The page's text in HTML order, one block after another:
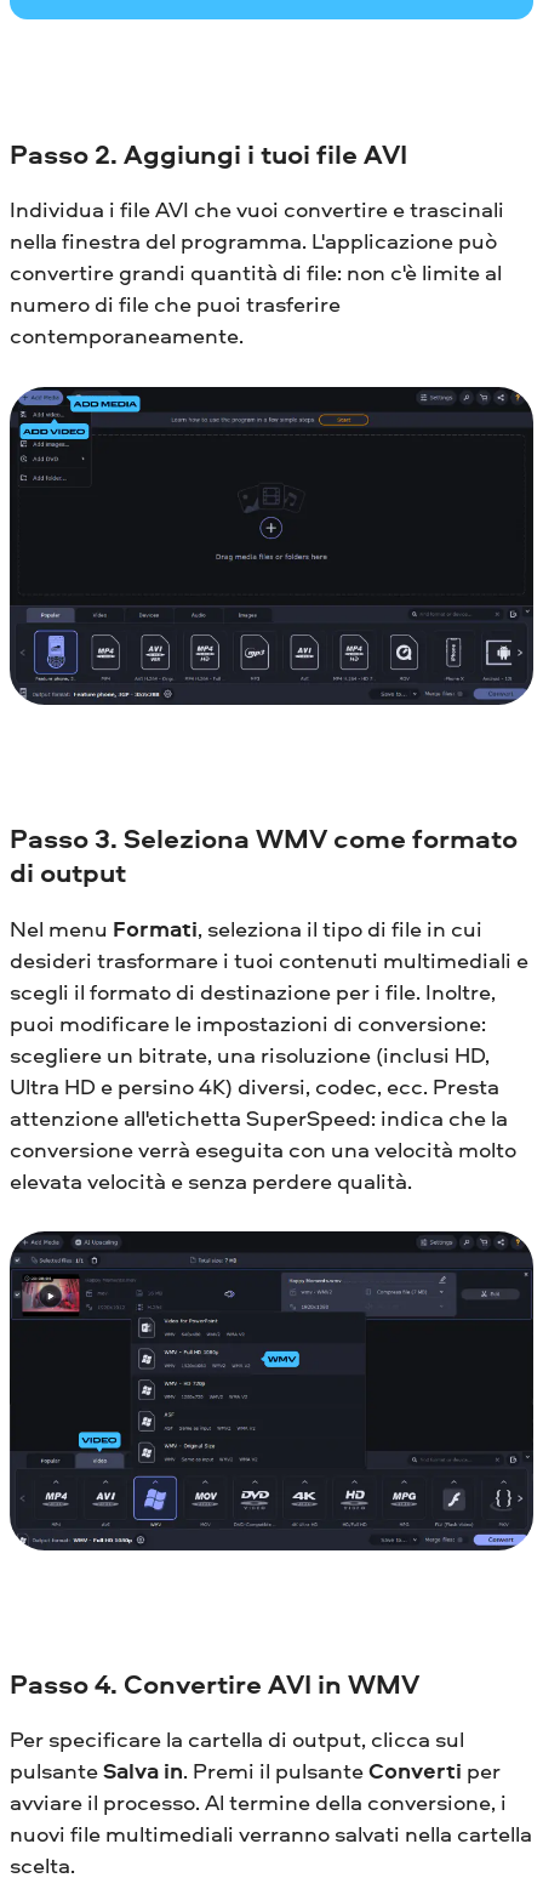
Passo 2. Aggiungi i tuoi file AVI
Individua i file AVI che vuoi convertire e trascinali
nella finestra del programma. L'applicazione può
convertire grandi quantità di file: non c'è limite al
numero di file che puoi trasferire
contemporaneamente.
Passo 3. Seleziona WMV come formato
di output
Nel menu Formati, seleziona il tipo di file in cui
desideri trasformare i tuoi contenuti multimediali e
scegli il formato di destinazione per i file. Inoltre,
puoi modificare le impostazioni di conversione:
scegliere un bitrate, una risoluzione (inclusi HD,
Ultra HD e persino 4K) diversi, codec, ecc. Presta
attenzione all'etichetta SuperSpeed: indica che la
conversione verrà eseguita con una velocità molto
elevata velocità e senza perdere qualità.
Passo 4. Convertire AVI in WMV
Per specificare la cartella di output, clicca sul
pulsanteSalva in. Premi il pulsanteConverti per
avviare il processo. Al termine della conversione, i
nuovi file multimediali verranno salvati nella cartella
scelta.